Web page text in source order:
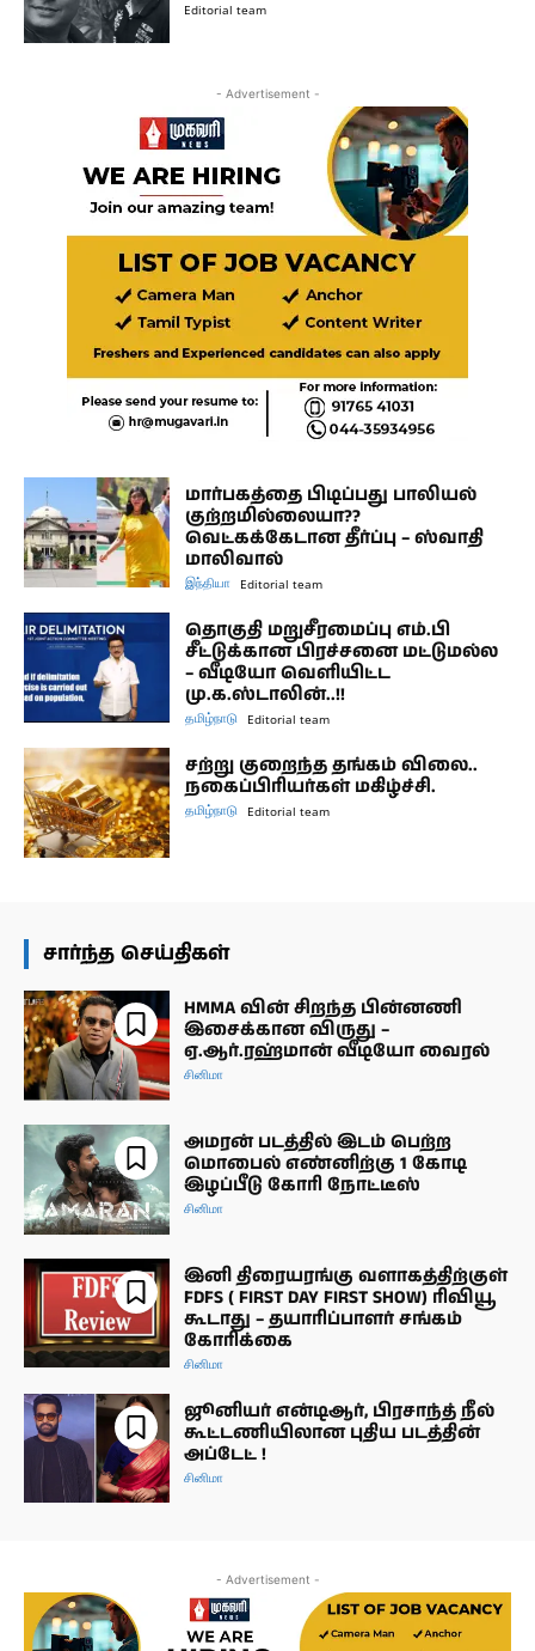
Editorial team
- Advertisement -
மார்பகத்தை பிடிப்பது பாலியல்
குற்றமில்லையா??
வெட்கக்கேடான தீர்ப்பு – ஸ்வாதி
மாலிவால்
இந்தியா Editorial team
தொகுதி மறுசீரமைப்பு எம்.பி
சீட்டுக்கான பிரச்சனை மட்டுமல்ல
– வீடியோ வெளியிட்ட
மு.க.ஸ்டாலின்..!!
தமிழ்நாடு Editorial team
சற்று குறைந்த தங்கம் விலை..
நகைப்பிரியர்கள் மகிழ்ச்சி.
தமிழ்நாடு Editorial team
சார்ந்த செய்திகள்
HMMA வின் சிறந்த பின்னணி
இசைக்கான விருது –
ஏ.ஆர்.ரஹ்மான் வீடியோ வைரல்
சினிமா
அமரன் படத்தில் இடம் பெற்ற
மொபைல் எண்னிற்கு 1 கோடி
இழப்பீடு கோரி நோட்டீஸ்
சினிமா
இனி திரையரங்கு வளாகத்திற்குள்
FDFS ( FIRST DAY FIRST SHOW) ரிவியூ
கூடாது – தயாரிப்பாளர் சங்கம்
கோரிக்கை
சினிமா
ஜூனியர் என்டிஆர், பிரசாந்த் நீல்
கூட்டணியிலான புதிய படத்தின்
அப்டேட் !
சினிமா
- Advertisement -